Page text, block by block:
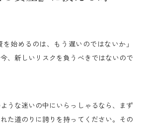
を始めるのは、もう遅いのではないか」
今、新しいリスクを負うべきではないので
うな迷いの中にいらっしゃるなら、まず
た道のりに誇りを持ってください。その